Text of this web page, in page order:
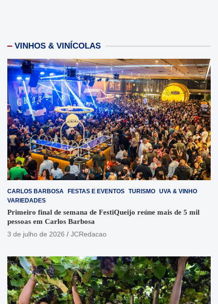
VINHOS & VINÍCOLAS
CARLOS BARBOSA FESTAS E EVENTOS TURISMO UVA & VINHO
VARIEDADES
Primeiro final de semana de FestiQueijo reúne mais de 5 mil
pessoas em Carlos Barbosa
3 de julho de 2026
JCRedacao